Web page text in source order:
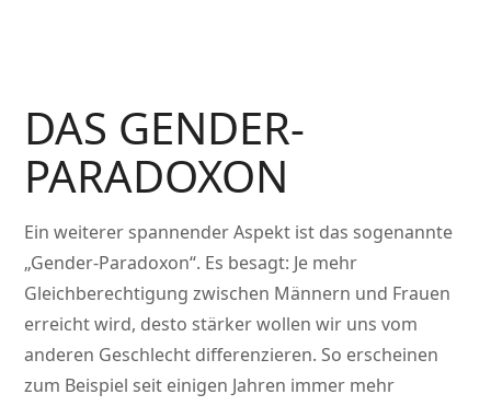
DAS GENDER-
PARADOXON
Ein weiterer spannender Aspekt ist das sogenannte
„Gender-Paradoxon“. Es besagt: Je mehr
Gleichberechtigung zwischen Männern und Frauen
erreicht wird, desto stärker wollen wir uns vom
anderen Geschlecht differenzieren. So erscheinen
zum Beispiel seit einigen Jahren immer mehr